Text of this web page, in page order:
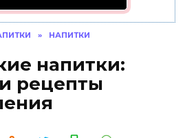
» НАПИТКИ
напитки:
рецепты